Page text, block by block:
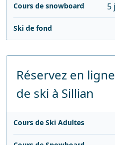
Cours de snowboard 5
Ski de fond
Réservez en
de ski à Sillian
Cours de Ski Adultes